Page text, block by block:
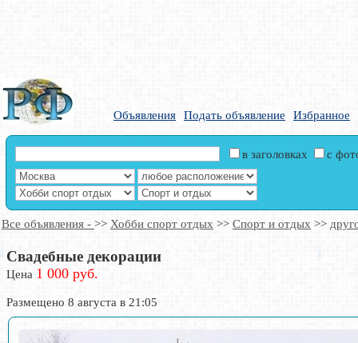
Объявления Подать объявление Избранное
в заголовках с
Все объявления - >> Хобби спорт отдых >> Спорт и отдых >>
Свадебные декорации
Цена 1 000 руб.
Размещено 8 августа в 21:05